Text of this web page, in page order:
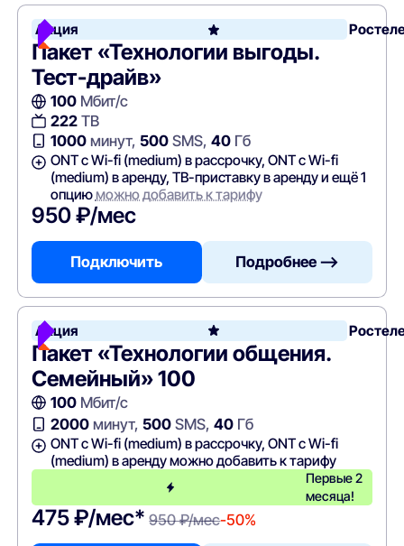
Акция
Пакет «Технологии выгоды.
Тест-драйв»
100Мбит/с
222ТВ
1000минут, 500SMS, 40Гб
ONT c Wi-fi (medium) в рассрочку, ONT c Wi-fi
(medium) в аренду, ТВ-приставку в аренду и ещё 1
опциюможно добавить к тарифу
950 ₽/мес
Подключить Подробнее —>
Акция
Пакет «Технологии общения.
Семейный» 100
100Мбит/с
2000минут, 500SMS, 40Гб
ONT c Wi-fi (medium) в рассрочку, ONT c Wi-fi
(medium) в аренду можно добавить к тарифу
Первые 2
месяца!
475 ₽/мес* 950 ₽/мес-50%